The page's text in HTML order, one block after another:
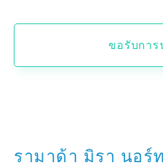
ขอรับการ
รามาด้า มิรา นอร์